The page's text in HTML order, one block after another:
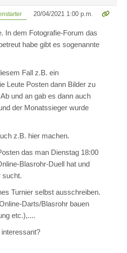
20/04/2021 1:00 p.m.
In dem Fotografie-Forum das
habe gibt es sogenannte
Fall z.B. ein
Leute Posten dann Bilder zu
und an gab es dann auch
der Monatssieger wurde
z.B. hier machen.
das man Dienstag 18:00
Blasrohr-Duell hat und
sucht.
Turnier selbst ausschreiben.
Darts/Blasrohr bauen
etc.),....